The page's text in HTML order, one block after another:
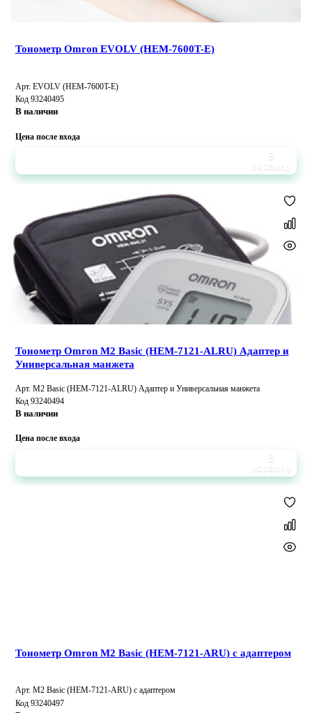
Тонометр Omron EVOLV (HEM-7600T-E)
Арт. EVOLV (HEM-7600T-E)
Код 93240495
В наличии
Цена после входа
В
корзину
Тонометр Omron M2 Basic (HEM-7121-ALRU) Адаптер и
Универсальная манжета
Арт. M2 Basic (HEM-7121-ALRU) Адаптер и Универсальная манжета
Код 93240494
В наличии
Цена после входа
В
корзину
Тонометр Omron M2 Basic (HEM-7121-ARU) с адаптером
Арт. M2 Basic (HEM-7121-ARU) с адаптером
Код 93240497